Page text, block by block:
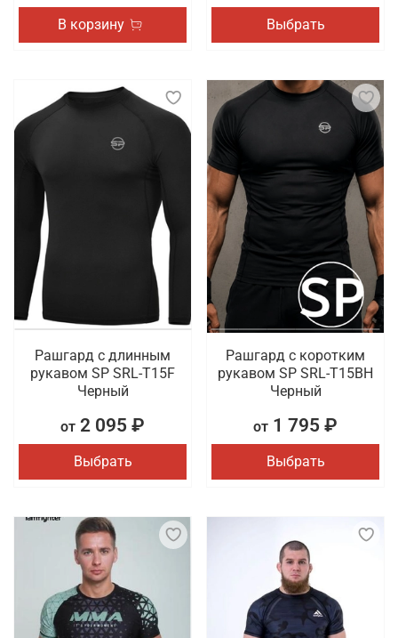
В корзину Выбрать
Рашгард с длинным
рукавом SP SRL-T15F
Черный
от 2 095 ₽
Выбрать
Рашгард с коротким
рукавом SP SRL-T15BH
Черный
от 1 795 ₽
Выбрать